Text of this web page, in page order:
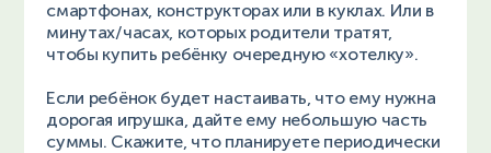
смартфонах, конструкторах или в куклах. Или в
минутах/часах, которых родители тратят,
чтобы купить ребёнку очередную «хотелку».
Если ребёнок будет настаивать, что ему нужна
дорогая игрушка, дайте ему небольшую часть
суммы. Скажите, что планируете периодически